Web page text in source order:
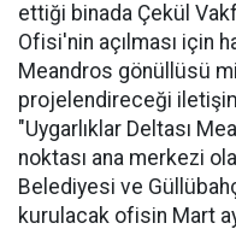
ettiği binada Çekül
Ofisi'nin açılması için
Meandros gönüllüsü
projelendireceği
"Uygarlıklar Deltası
noktası ana merkezi
Belediyesi ve
kurulacak ofisin Mart